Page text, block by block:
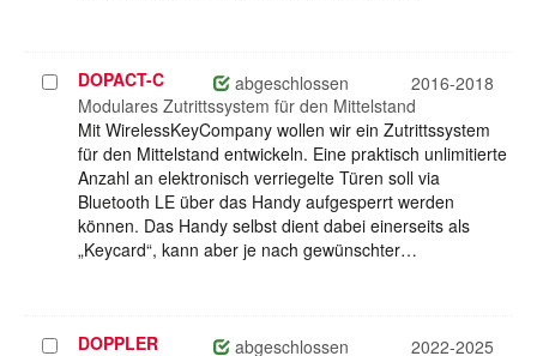
Projekt
auswählen
DOPACT-C abgeschlossen
2016-2018
Modulares Zutrittssystem für den Mittelstand
Mit WirelessKeyCompany wollen wir ein Zutrittssystem
für den Mittelstand entwickeln. Eine praktisch unlimitierte
Anzahl an elektronisch verriegelte Türen soll via
Bluetooth LE über das Handy aufgesperrt werden
können. Das Handy selbst dient dabei einerseits als
„Keycard“, kann aber je nach gewünschter…
ProjektDOPPLER abgeschlossen
2022-2025